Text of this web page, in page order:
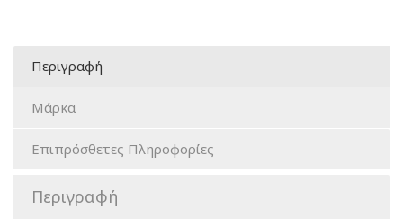
Περιγραφή
Μάρκα
Επιπρόσθετες Πληροφορίες
Περιγραφή